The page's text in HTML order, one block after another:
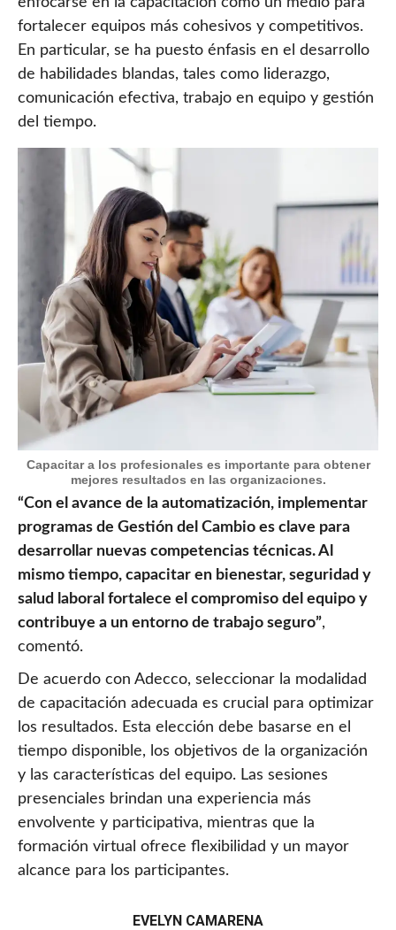
fortalecer equipos más cohesivos y competitivos.
En particular, se ha puesto énfasis en el desarrollo
de habilidades blandas, tales como liderazgo,
comunicación efectiva, trabajo en equipo y gestión
del tiempo.
Capacitar a los profesionales es importante para obtener
mejores resultados en las organizaciones.
“Con el avance de la automatización, implementar
programas de Gestión del Cambio es clave para
desarrollar nuevas competencias técnicas. Al
mismo tiempo, capacitar en bienestar, seguridad y
salud laboral fortalece el compromiso del equipo y
contribuye a un entorno de trabajo seguro”,
comentó.
De acuerdo con Adecco, seleccionar la modalidad
de capacitación adecuada es crucial para optimizar
los resultados. Esta elección debe basarse en el
tiempo disponible, los objetivos de la organización
y las características del equipo. Las sesiones
presenciales brindan una experiencia más
envolvente y participativa, mientras que la
formación virtual ofrece flexibilidad y un mayor
alcance para los participantes.
EVELYN CAMARENA